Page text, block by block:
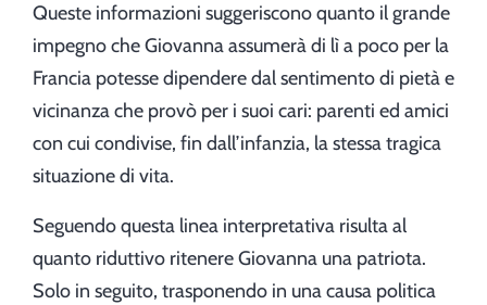
Queste informazioni suggeriscono quanto il grande
impegno che Giovanna assumerà di lì a poco per la
Francia potesse dipendere dal sentimento di pietà e
vicinanza che provò per i suoi cari: parenti ed amici
con cui condivise, fin dall’infanzia, la stessa tragica
situazione di vita.
Seguendo questa linea interpretativa risulta al
quanto riduttivo ritenere Giovanna una patriota.
Solo in seguito, trasponendo in una causa politica